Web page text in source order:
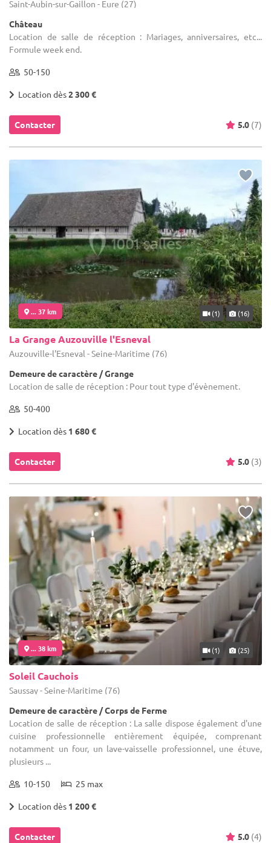
Saint-Aubin-sur-Gaillon - Eure (27)
Château
Location de salle de réception : Mariages, anniversaires, etc...
Formule week end.
50-150
Location dès2 300 €
Contacter 5.0 (7)
... 37 km (1) (16)
La Grange Auzouville l'Esneval
Auzouville-l'Esneval - Seine-Maritime (76)
Demeure de caractère / Grange
Location de salle de réception : Pour tout type d'évènement.
50-400
Location dès 1 680 €
Contacter 5.0 (3)
... 38 km (1) (25)
Soleil Cauchois
Saussay - Seine-Maritime (76)
Demeure de caractère / Corps de Ferme
Location de salle de réception : La salle dispose également d'une
cuisine professionnelle entièrement équipée, comprenant
notamment un four, un lave-vaisselle professionnel, une étuve,
plusieurs ...
10-150 25 max
Location dès 1 200 €
Contacter 5.0 (4)